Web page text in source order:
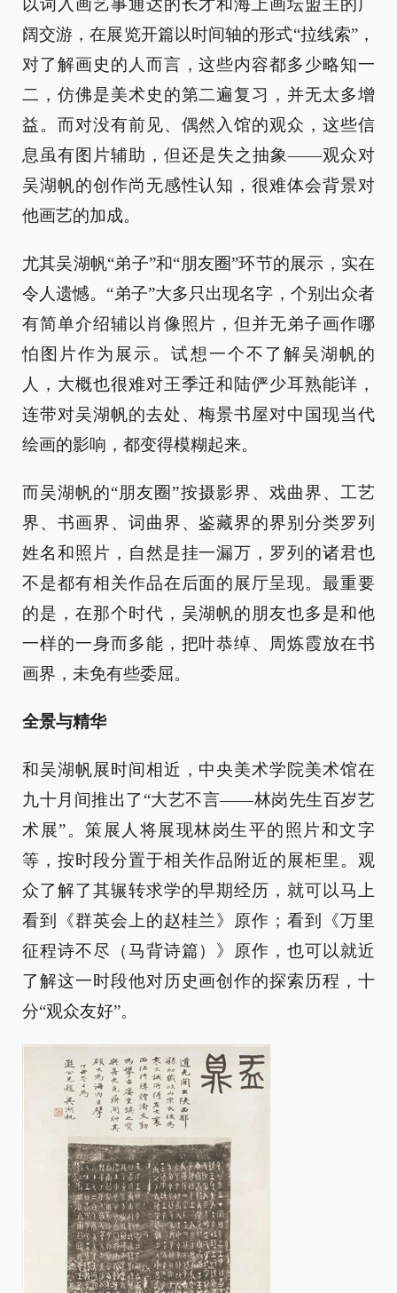
阔交游，在展览开篇以时间轴的形式“拉线索”，
对了解画史的人而言，这些内容都多少略知一
二，仿佛是美术史的第二遍复习，并无太多增
益。而对没有前见、偶然入馆的观众，这些信
息虽有图片辅助，但还是失之抽象——观众对
吴湖帆的创作尚无感性认知，很难体会背景对
他画艺的加成。
尤其吴湖帆“弟子”和“朋友圈”环节的展示，实在
令人遗憾。“弟子”大多只出现名字，个别出众者
有简单介绍辅以肖像照片，但并无弟子画作哪
怕图片作为展示。试想一个不了解吴湖帆的
人，大概也很难对王季迁和陆俨少耳熟能详，
连带对吴湖帆的去处、梅景书屋对中国现当代
绘画的影响，都变得模糊起来。
而吴湖帆的“朋友圈”按摄影界、戏曲界、工艺
界、书画界、词曲界、鉴藏界的界别分类罗列
姓名和照片，自然是挂一漏万，罗列的诸君也
不是都有相关作品在后面的展厅呈现。最重要
的是，在那个时代，吴湖帆的朋友也多是和他
一样的一身而多能，把叶恭绰、周炼霞放在书
画界，未免有些委屈。
全景与精华
和吴湖帆展时间相近，中央美术学院美术馆在
九十月间推出了“大艺不言——林岗先生百岁艺
术展”。策展人将展现林岗生平的照片和文字
等，按时段分置于相关作品附近的展柜里。观
众了解了其辗转求学的早期经历，就可以马上
看到《群英会上的赵桂兰》原作；看到《万里
征程诗不尽（马背诗篇）》原作，也可以就近
了解这一时段他对历史画创作的探索历程，十
分“观众友好”。